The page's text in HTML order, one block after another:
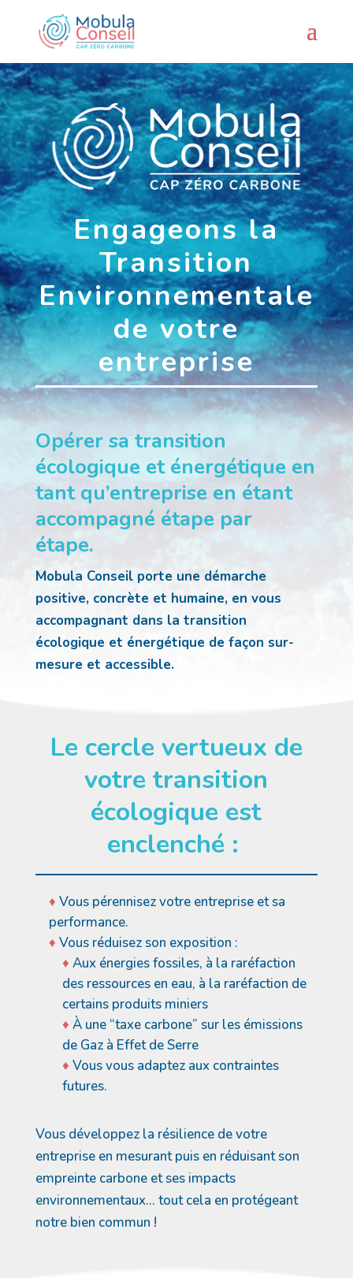
Engageons la
Transition
Environnementale
de votre
entreprise
Opérer sa transition
écologique et énergétique en
tant qu’entreprise en étant
accompagné étape par
étape.
Mobula Conseil porte une démarche
positive, concrète et humaine, en vous
accompagnant dans la transition
écologique et énergétique de façon sur-
mesure et accessible.
Le cercle vertueux de
votre transition
écologique est
enclenché :
Vous pérennisez votre entreprise et sa
performance.
Vous réduisez son exposition :
Aux énergies fossiles, à la raréfaction
des ressources en eau, à la raréfaction de
certains produits miniers
À une “taxe carbone” sur les émissions
de Gaz à Effet de Serre
Vous vous adaptez aux contraintes
futures.
Vous développez la résilience de votre
entreprise en mesurant puis en réduisant son
empreinte carbone et ses impacts
environnementaux… tout cela en protégeant
notre bien commun !